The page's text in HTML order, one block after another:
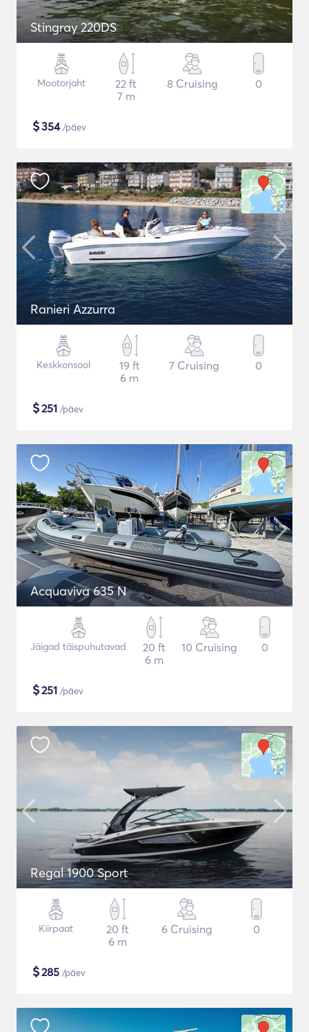
Stingray 220DS
Mootorjaht
22 ft
7 m
8 Cruising 0
$354/päev
Ranieri Azzurra
Keskkonsool
19 ft
6 m
7 Cruising 0
$251 /päev
Acquaviva 635 N
Jäigad täispuhutavad
20 ft
6 m
10 Cruising 0
$251 /päev
Regal 1900 Sport
Kiirpaat
20 ft
6 m
6 Cruising 0
$285 /päev